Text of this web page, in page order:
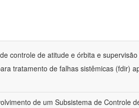
controle de atitude e órbita e
tratamento de falhas sistêmicas (fdir)
de um Subsistema de Controle